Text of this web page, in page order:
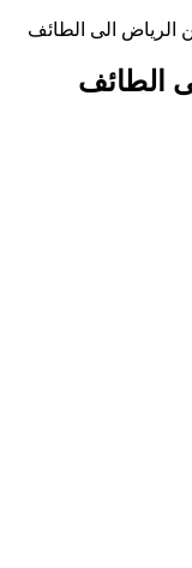
الرياض الى الطائف
الطائف